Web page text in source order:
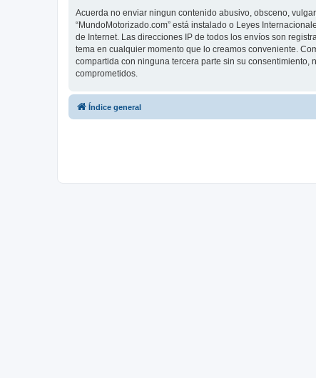
Acuerda no enviar ningun contenido abusivo, obsceno,
“MundoMotorizado.com” está instalado o Leyes
de Internet. Las direcciones IP de todos los envíos son
tema en cualquier momento que lo creamos conveniente.
compartida con ninguna tercera parte sin su
comprometidos.
Índice general